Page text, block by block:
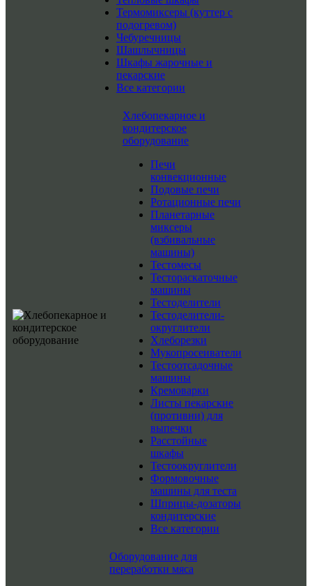
Термомиксеры (куттер с
подогревом)
Чебуречницы
Шашлычницы
Шкафы жарочные и
пекарские
Все категории
Хлебопекарное и
кондитерское
оборудование
Печи
конвекционные
Подовые печи
Ротационные печи
Планетарные
миксеры
(взбивальные
машины)
Тестомесы
Тестораскаточные
машины
Тестоделители
Тестоделители-
округлители
Хлеборезки
Мукопросеиватели
Тестоотсадочные
машины
Кремоварки
Листы пекарские
(противни) для
выпечки
Расстойные
шкафы
Тестоокруглители
Формовочные
машины для теста
Шприцы-дозаторы
кондитерские
Все категории
Оборудование для
переработки мяса